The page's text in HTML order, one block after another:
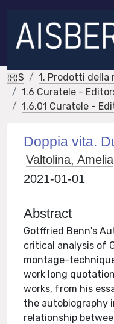
IRIS
1. Prodotti della
1.6 Curatele -
1.6.01 Curatele -
Doppia vita.
Valtolina, Amelia
2021-01-01
Abstract
Gotffried Benn's
critical analysis of
montage-
work long
works, from his
the autobiography
relationship